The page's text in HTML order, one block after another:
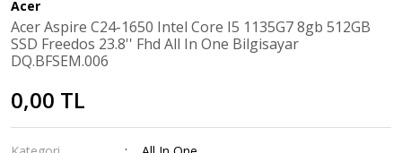
Acer
Acer Aspire C24-1650 Intel Core I5 1135G7 8gb 512GB
SSD Freedos 23.8'' Fhd All In One Bilgisayar
DQ.BFSEM.006
0,00 TL